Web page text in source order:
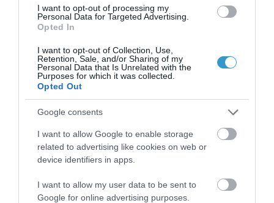
I want to opt-out of processing my
Personal Data for Targeted Advertising.
Opted In
I want to opt-out of Collection, Use,
Retention, Sale, and/or Sharing of my
Personal Data that Is Unrelated with the
Purposes for which it was collected.
Opted Out
Google consents
I want to allow Google to enable storage
related to advertising like cookies on web or
device identifiers in apps.
I want to allow my user data to be sent to
Google for online advertising purposes.
Ανάλογος κίνδυνος, όμως, υπάρχει
και όταν η μάσκα τοποθετείται πολύ
ψηλά προς τα μάτια, με συνέπεια να
εμποδίζει το βλεφάρισμα. “Το ατελές
βλεφάρισμα μπορεί να προκαλέσει
αστάθεια στη δακρυϊκή στοιβάδα”,
εξηγεί ο δρ Κανελλόπουλος.
ΕΥΆΛΩΤΟΙ
είναι ακόμα ελλιπή, οι επιστήμονες